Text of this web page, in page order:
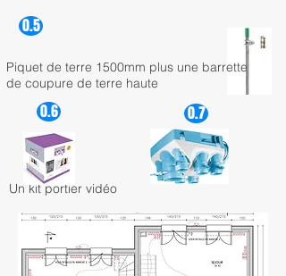
Piquet de terre 1500mm plus une barrette
de coupure de terre haute
0.5
0.6 0.7
Un kit portier vidéo